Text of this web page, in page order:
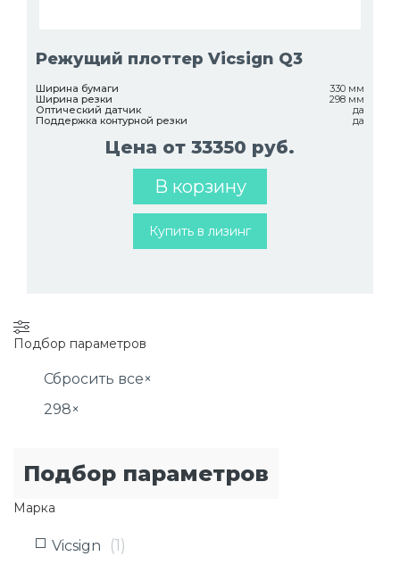
Подбор параметров
Сбросить все×
298×
Подбор параметров
Марка
Vicsign (1)
Режущий плоттер Vicsign Q3
Ширина бумаги
330 мм
Ширина резки
298 мм
Оптический датчик
да
Поддержка контурной резки
да
Цена от 33350 руб.
В корзину
Купить в лизинг